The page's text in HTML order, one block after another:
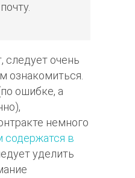
следует очень
ознакомиться.
ошибке, а
немного
содержатся в
уделить